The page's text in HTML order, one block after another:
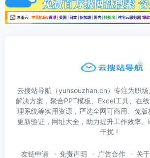
云搜站导航（yunsouzhan.cn）专注为职
解决方案，聚合PPT模板、Excel工具、在
理系统等实用资源，严选全网可商用、免
更新验证，网址大全，助力提升工作效率
干扰！
友链申请 免责声明 广告合作 关